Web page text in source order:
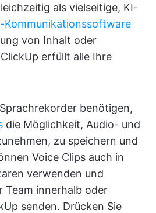
als vielseitige, KI-
Kommunikationssoftware
von Inhalt oder
erfüllt alle Ihre
benötigen,
die Möglichkeit, Audio- und
zu speichern und
Voice Clips auch in
verwenden und
Team innerhalb oder
senden. Drücken Sie